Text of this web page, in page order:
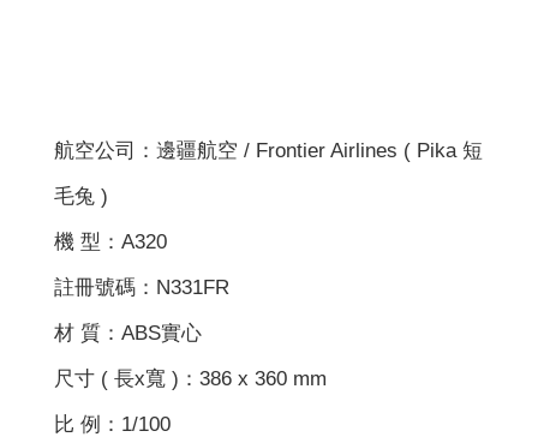
航空公司：邊疆航空 / Frontier Airlines ( Pika 短
毛兔 )
機 型：A320
註冊號碼：N331FR
材 質：ABS實心
尺寸 ( 長x寬 )：386 x 360 mm
比 例：1/100